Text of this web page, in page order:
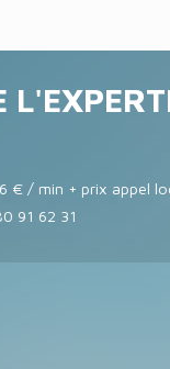
€ / min + prix appel
91 62 31